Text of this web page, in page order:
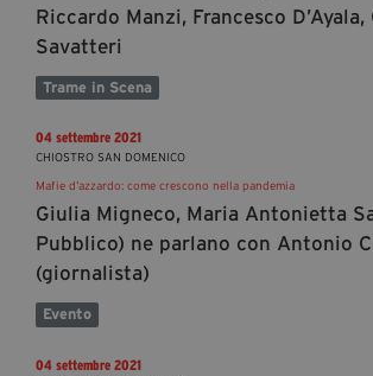
Riccardo Manzi, Francesco D’Ayala,
Savatteri
Trame in Scena
04 settembre 2021
CHIOSTRO SAN DOMENICO
Mafie d’azzardo: come crescono nella pandemia
Giulia Migneco, Maria Antonietta
Pubblico) ne parlano con Antonio
(giornalista)
Evento
04 settembre 2021